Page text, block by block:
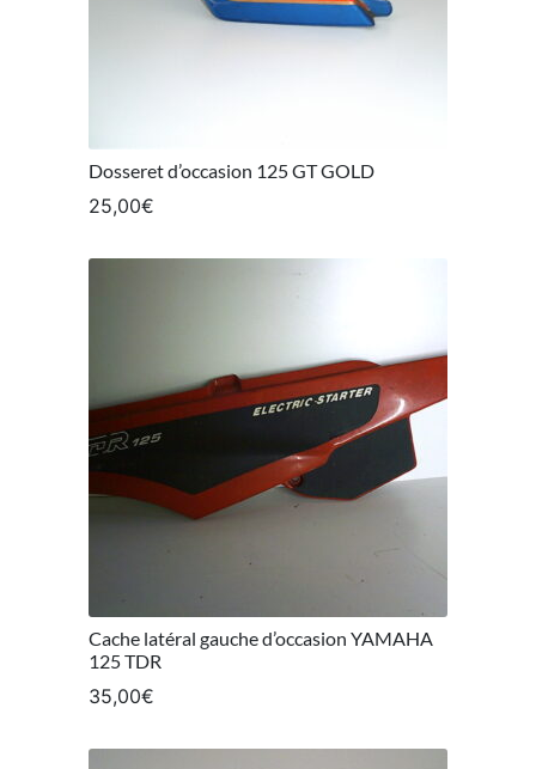
Dosseret d’occasion 125 GT GOLD
25,00€
Cache latéral gauche d’occasion YAMAHA
125 TDR
35,00€